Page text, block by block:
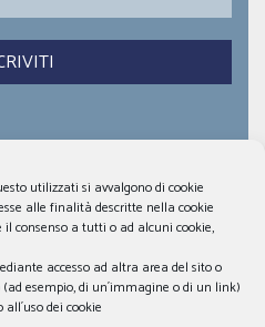
utilizzati si avvalgono di cookie
alle finalità descritte nella cookie
il consenso a tutti o ad alcuni cookie,
accesso ad altra area del sito o
esempio, di un´immagine o di un link)
dei cookie
News
Cookie Policy